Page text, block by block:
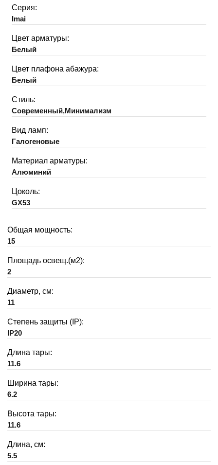
Серия:
Imai
Цвет арматуры:
Белый
Цвет плафона абажура:
Белый
Стиль:
Современный,Минимализм
Вид ламп:
Галогеновые
Материал арматуры:
Алюминий
Цоколь:
GX53
Общая мощность:
15
Площадь освещ.(м2):
2
Диаметр, см:
11
Степень защиты (IP):
IP20
Длина тары:
11.6
Ширина тары:
6.2
Высота тары:
11.6
Длина, см:
5.5